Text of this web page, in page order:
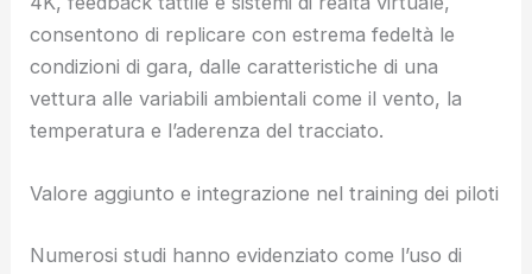
consentono di replicare con estrema fedeltà le
condizioni di gara, dalle caratteristiche di una
vettura alle variabili ambientali come il vento, la
temperatura e l’aderenza del tracciato.
Valore aggiunto e integrazione nel training dei piloti
Numerosi studi hanno evidenziato come l’uso di